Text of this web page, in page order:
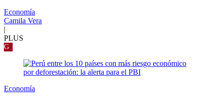
Economía
Camila Vera
|
PLUS
G
Economía